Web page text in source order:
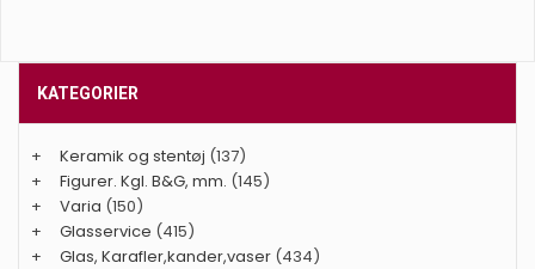
KATEGORIER
+ Keramik og stentøj (137)
+
Figurer. Kgl. B&G, mm. (145)
+
Varia (150)
+
Glasservice (415)
+
Glas, Karafler,kander,vaser (434)